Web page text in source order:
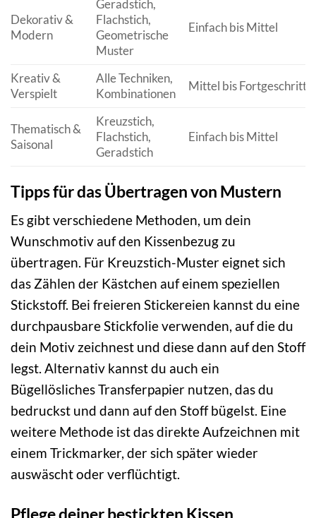
Dekorativ &
Modern
Geradstich,
Flachstich,
Geometrische
Muster
Einfach bis Mittel
Kreativ &
Verspielt
Alle Techniken,
Kombinationen
Mittel bis
Thematisch &
Saisonal
Kreuzstich,
Flachstich,
Geradstich
Einfach bis Mittel
Tipps für das Übertragen von Mustern
Es gibt verschiedene Methoden, um dein
Wunschmotiv auf den Kissenbezug zu
übertragen. Für Kreuzstich-Muster eignet sich
das Zählen der Kästchen auf einem speziellen
Stickstoff. Bei freieren Stickereien kannst du eine
durchpausbare Stickfolie verwenden, auf die du
dein Motiv zeichnest und diese dann auf den Stoff
legst. Alternativ kannst du auch ein
Bügellösliches Transferpapier nutzen, das du
bedruckst und dann auf den Stoff bügelst. Eine
weitere Methode ist das direkte Aufzeichnen mit
einem Trickmarker, der sich später wieder
auswäscht oder verflüchtigt.
Pflege deiner bestickten Kissen